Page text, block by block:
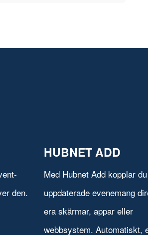
den.
HUBNET ADD
Med Hubnet Add kopplar
uppdaterade evenemang
era skärmar, appar eller
webbsystem. Automatiskt,